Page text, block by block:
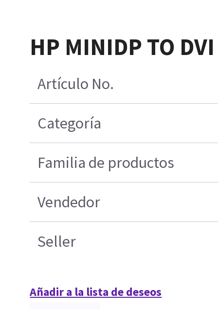
HP MINIDP TO
Artículo No.
Categoría
Familia de productos
Vendedor
Seller
Añadir a la lista de deseos